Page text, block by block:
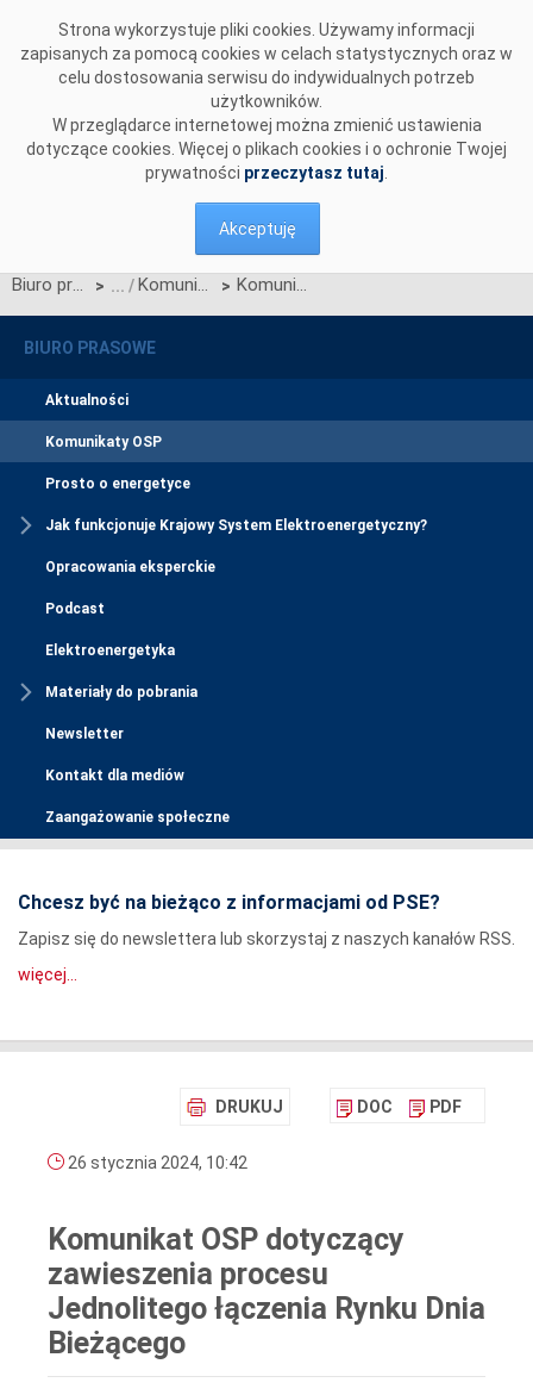
Strona wykorzystuje pliki cookies. Używamy informacji
zapisanych za pomocą cookies w celach statystycznych oraz w
celu dostosowania serwisu do indywidualnych potrzeb
użytkowników.
W przeglądarce internetowej można zmienić ustawienia
dotyczące cookies. Więcej o plikach cookies i o ochronie Twojej
prywatności przeczytasz tutaj
Akceptuję
Biuro prasowe > Komunikaty OSP > Komunikat OSP dotyczący zawieszenia procesu Jednolitego łączenia Rynku Dnia Bieżącego
BIURO PRASOWE
Aktualności
Komunikaty OSP
Prosto o energetyce
Jak funkcjonuje Krajowy System Elektroenergetyczny?
Opracowania eksperckie
Podcast
Elektroenergetyka
Materiały do pobrania
Newsletter
Kontakt dla mediów
Zaangażowanie społeczne
Chcesz być na bieżąco z informacjami od PSE?
Zapisz się do newslettera lub skorzystaj z naszych kanałów RSS.
więcej...
DRUKUJ DOC PDF
26 stycznia 2024, 10:42
Komunikat OSP dotyczący
zawieszenia procesu
Jednolitego łączenia Rynku Dnia
Bieżącego